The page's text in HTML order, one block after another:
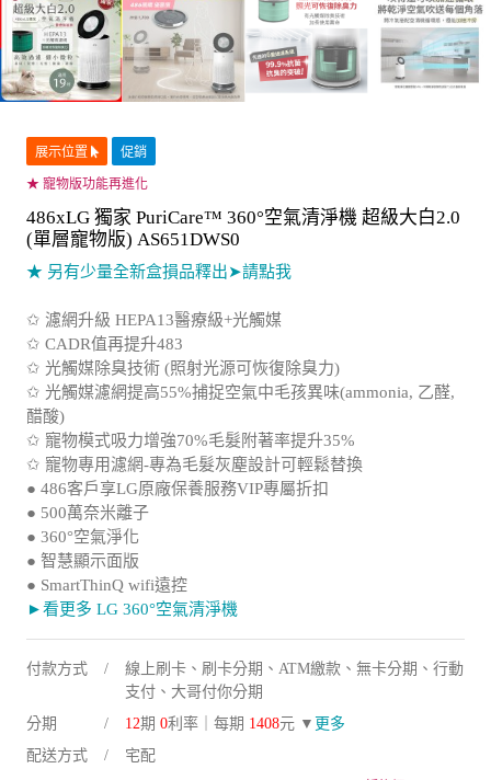
展示位置 促銷
★ 寵物版功能再進化
486xLG 獨家 PuriCare™ 360°空氣清淨機 超級大白2.0
(單層寵物版) AS651DWS0
★ 另有少量全新盒損品釋出➤請點我
✩ 濾網升級 HEPA13醫療級+光觸媒
✩ CADR值再提升483
✩ 光觸媒除臭技術 (照射光源可恢復除臭力)
✩ 光觸媒濾網提高55%捕捉空氣中毛孩異味(ammonia, 乙醛,
醋酸)
✩ 寵物模式吸力增強70%毛髮附著率提升35%
✩ 寵物專用濾網-專為毛髮灰塵設計可輕鬆替換
● 486客戶享LG原廠保養服務VIP專屬折扣
● 500萬奈米離子
● 360°空氣淨化
● 智慧顯示面版
● SmartThinQ wifi遠控
►看更多 LG 360°空氣清淨機
付款方式
線上刷卡、刷卡分期、ATM繳款、無卡分期、行動
支付、大哥付你分期
分期
12期 0利率｜每期 1408元 ▼ 更多
配送方式
宅配